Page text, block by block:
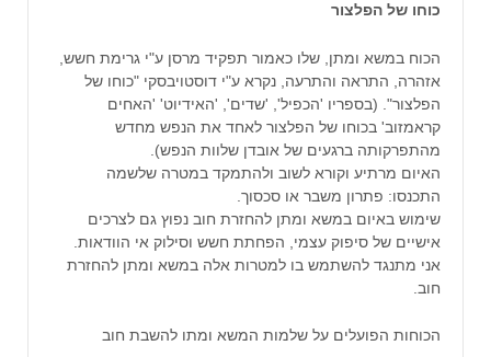
כוחו של הפלצור
הכוח במשא ומתן, שלו כאמור תפקיד מרסן ע"י גרימת חשש,
אזהרה, התראה והתרעה, נקרא ע"י דוסטויבסקי "כוחו של
הפלצור". (בספריו 'הכפיל', 'שדים', 'האידיוט' 'האחים
קראמזוב' בכוחו של הפלצור לאחד את הנפש מחדש
מהתפרקותה ברגעים של אובדן שלוות הנפש).
האיום מרתיע וקורא לשוב ולהתמקד במטרה שלשמה
התכנסו: פתרון משבר או סכסוך.
שימוש באיום במשא ומתן להחזרת חוב נפוץ גם לצרכים
אישיים של סיפוק עצמי, הפחתת חשש וסילוק אי הוודאות.
אני מתנגד להשתמש בו למטרות אלה במשא ומתן להחזרת
חוב.
הכוחות הפועלים על שלמות המשא ומתו להשבת חוב